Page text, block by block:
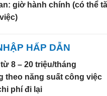
giờ hành chính (có thể
HẤP DẪN
8 – 20 triệu/tháng
theo năng suất công việc
phí đi lại